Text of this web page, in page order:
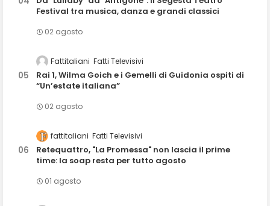
Festival tra musica, danza e grandi classici
02 agosto
Fattitaliani Fatti Televisivi
Rai 1, Wilma Goich e i Gemelli di Guidonia ospiti di
“Un’estate italiana”
02 agosto
fattitaliani Fatti Televisivi
Retequattro, "La Promessa" non lascia il prime
time: la soap resta per tutto agosto
01 agosto